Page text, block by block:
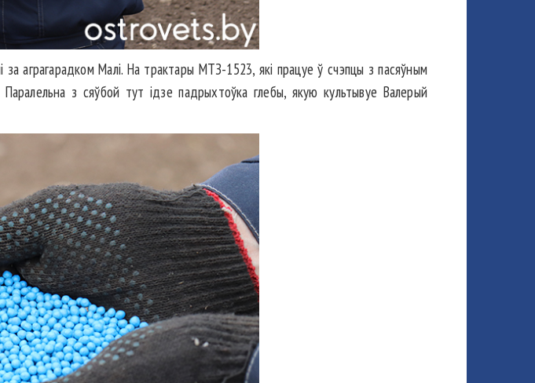
за аграгарадком Малі. На трактары МТЗ-1523, які працуе ў счэпцы з пасяўным
з сяўбой тут ідзе падрыхтоўка глебы, якую культывуе Валерый